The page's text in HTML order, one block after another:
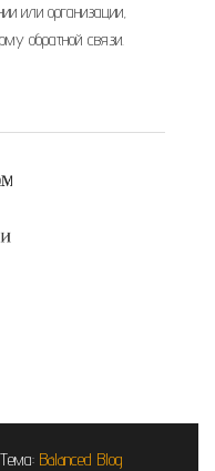
или организации,
обратной связи.
Тема: Balanced Blog